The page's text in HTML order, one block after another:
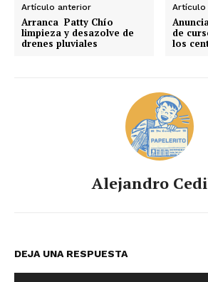
Artículo anterior
Arranca Patty Chío
limpieza y desazolve de
drenes pluviales
Artículo
de
los
Alejandro
DEJA UNA RESPUESTA